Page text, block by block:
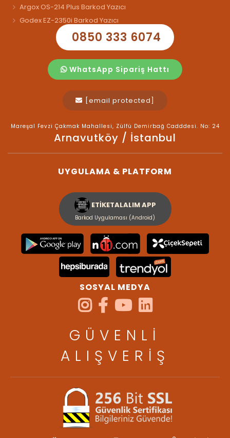
Argox OS-214 Plus Barkod Yazıcı
Godex EZ-2350i Barkod Yazıcı
0850 333 6074
WhatsApp Sipariş Hattı
[email protected]
Mareşal Fevzi Çakmak Mahallesi, Zülfü Demirbağ Cadddesi. No: 24
Arnavutköy / İstanbul
UYGULAMA & PLATFORM
ETİKETALALIM APP
Barkod Uygulaması (Android)
SOSYAL MEDYA
GÜVENLİ
ALIŞVERİŞ